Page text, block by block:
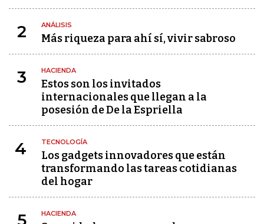
2 ANÁLISIS
Más riqueza para ahí sí, vivir sabroso
3 HACIENDA
Estos son los invitados
internacionales que llegan a la
posesión de De la Espriella
4 TECNOLOGÍA
Los gadgets innovadores que están
transformando las tareas cotidianas
del hogar
5 HACIENDA